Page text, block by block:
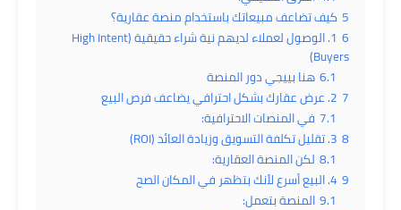
5 كيف تضاعف مبيعاتك باستخدام منصة عقارية؟
6
1. الوصول لعملاء لديهم نية شراء حقيقية (High Intent
Buyers)
6.1هنا بييجي دور المنصة
7 2. عرض عقارك بشكل احترافي يضاعف فرص البيع
7.1 في المنصات الاحترافية:
8 3. تقليل تكلفة التسويق وزيادة العائد (ROI)
8.1 لكن المنصة العقارية:
9 4. البيع أسرع لأنك بتظهر في المكان الصح
9.1المنصة بتعمل: